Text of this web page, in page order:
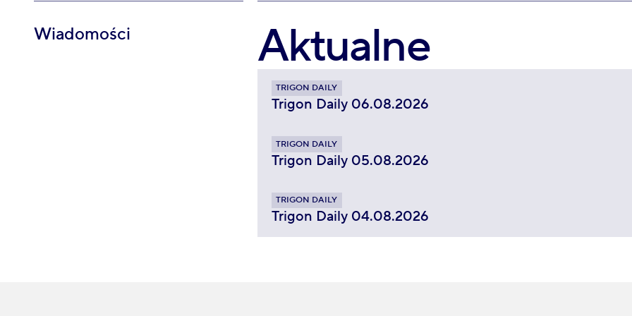
Wiadomości Aktualne
TRIGON DAILY
Trigon Daily 06.08.2026
TRIGON DAILY
Trigon Daily 05.08.2026
TRIGON DAILY
Trigon Daily 04.08.2026